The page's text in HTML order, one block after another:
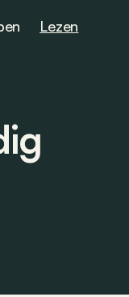
Lezen